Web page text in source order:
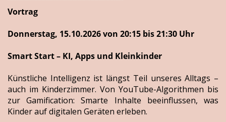
Vortrag
Donnerstag, 15.10.2026 von 20:15 bis 21:30 Uhr
Smart Start – KI, Apps und Kleinkinder
Künstliche Intelligenz ist längst Teil unseres Alltags –
auch im Kinderzimmer. Von YouTube-Algorithmen bis
zur Gamification: Smarte Inhalte beeinflussen, was
Kinder auf digitalen Geräten erleben.